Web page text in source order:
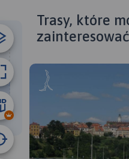
km
Trasy, które
zainteresować